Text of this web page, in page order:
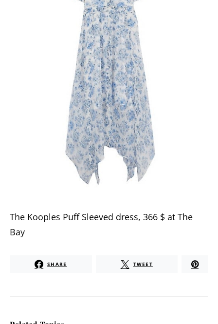
The Kooples Puff Sleeved dress, 366 $ at The
Bay
SHARE TWEET